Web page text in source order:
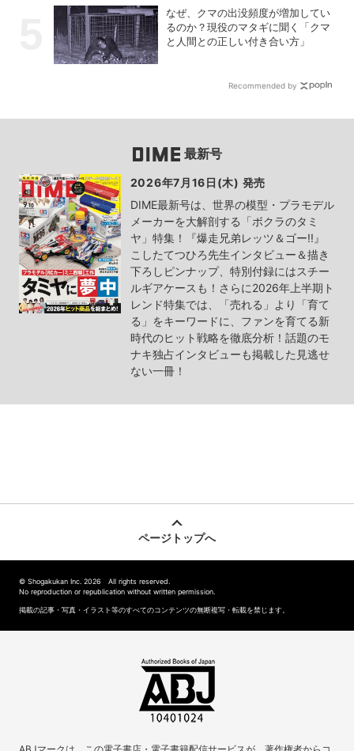
なぜ、クマの出没頻度が増加してい
るのか？現役のマタギに聞く「クマ
と人間との正しい付き合い方」
Recommended by
最新号
2026年7月16日(木) 発売
DIME最新号は、世界の模型・プラモデル
メーカーを大解剖する「ボクラのタミ
ヤ」特集！『爆走兄弟レッツ＆ゴー!!』
こしたてつひろ先生インタビュー＆描き
下ろしピンナップ、特別付録にはスチー
ルギアケースも！さらに2026年上半期ト
レンド特集では、「売れる」より「育て
る」をキーワードに、ファンを育てる新
時代のヒット戦略を徹底分析！話題のモ
ナキ独占インタビューも掲載した見逃せ
ない一冊！
ページトップへ
© Shogakukan Inc. 2026 All rights reserved.
No reproduction or republication without written permission.
掲載の記事・写真・イラスト等のすべてのコンテンツの無断複写・転載を禁じます。